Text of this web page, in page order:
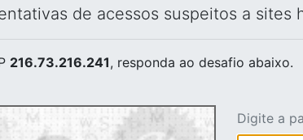
de acessos suspeitos a sites
216.73.216.241, responda ao desafio abaixo.
Digite a